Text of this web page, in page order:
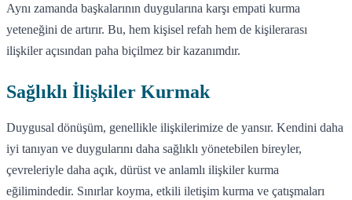
Aynı zamanda başkalarının duygularına karşı empati kurma
yeteneğini de artırır. Bu, hem kişisel refah hem de kişilerarası
ilişkiler açısından paha biçilmez bir kazanımdır.
Sağlıklı İlişkiler Kurmak
Duygusal dönüşüm, genellikle ilişkilerimize de yansır. Kendini daha
iyi tanıyan ve duygularını daha sağlıklı yönetebilen bireyler,
çevreleriyle daha açık, dürüst ve anlamlı ilişkiler kurma
eğilimindedir. Sınırlar koyma, etkili iletişim kurma ve çatışmaları